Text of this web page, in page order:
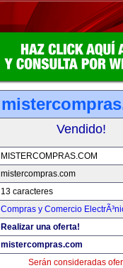
Vendido!
MISTERCOMPRAS.COM
mistercompras.com
13 caracteres
Compras y Comercio
Realizar una oferta!
mistercompras.com
Serán consideradas